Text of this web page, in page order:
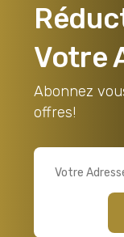
Votre
Abonnez
offres!